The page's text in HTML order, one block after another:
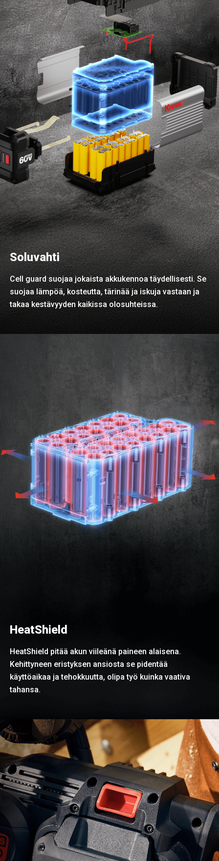
Soluvahti
Cell guard suojaa jokaista akkukennoa täydellisesti. Se
suojaa lämpöä, kosteutta, tärinää ja iskuja vastaan ja
takaa kestävyyden kaikissa olosuhteissa.
HeatShield
HeatShield pitää akun viileänä paineen alaisena.
Kehittyneen eristyksen ansiosta se pidentää
käyttöaikaa ja tehokkuutta, olipa työ kuinka vaativa
tahansa.